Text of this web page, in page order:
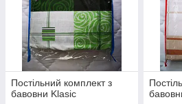
Постільний комплект з
бавовни Klasic